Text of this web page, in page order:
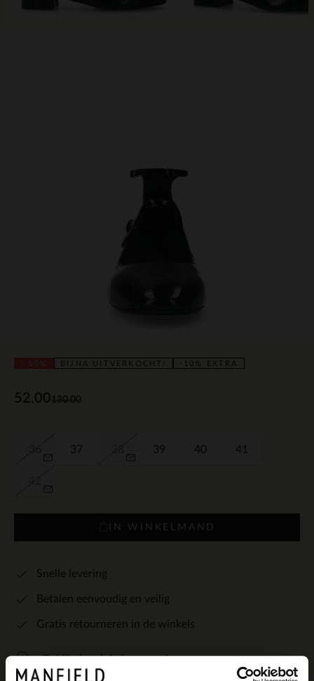
BIJNA UITVERKOCHT! -10% EXTRA
130.00
52.00
37 39 40 41
IN WINKELMAND
Snelle levering
Betalen eenvoudig en veilig
Gratis retourneren in de winkels
Bekijk de winkelvoorraad